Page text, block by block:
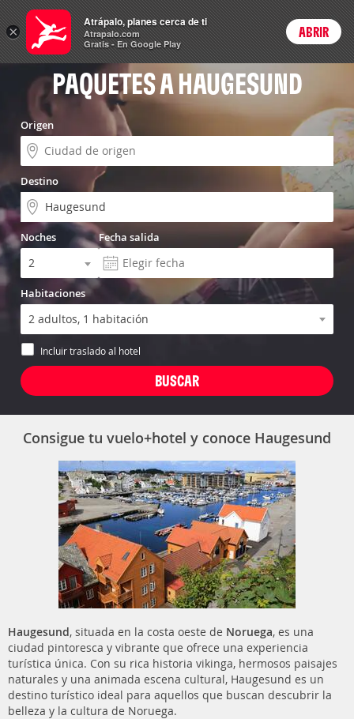
Vuelo+Hotel Login
PAQUETES A HAUGESUND
Origen
Destino
Noches Fecha salida
Habitaciones
Incluir traslado al hotel
Consigue tu vuelo+hotel y conoce Haugesund
Haugesund, situada en la costa oeste de Noruega, es una
ciudad pintoresca y vibrante que ofrece una experiencia
turística única. Con su rica historia vikinga, hermosos paisajes
naturales y una animada escena cultural, Haugesund es un
destino turístico ideal para aquellos que buscan descubrir la
belleza y la cultura de Noruega.
×
Atrápalo, planes cerca de ti
Atrapalo.com
Gratis - En Google Play
ABRIR